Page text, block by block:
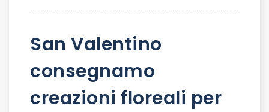
San Valentino
consegnamo
creazioni floreali per